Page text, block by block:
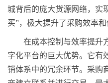
城背后的庞大货源网络，实
买”，极大提升了采购效率和
在成本控制与效率提升
字化平台的巨大优势。它有
销体系中的冗余环节。采购